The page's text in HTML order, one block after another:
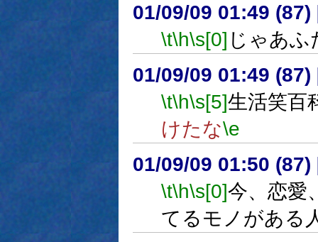
01/09/09 01:49 (87)
\t\h\s[0] じゃあ
01/09/09 01:49 (87)
\t\h\s[5]生活笑百
けたな\e
01/09/09 01:50 (87)
\t\h\s[0]今、恋愛
てるモノがある